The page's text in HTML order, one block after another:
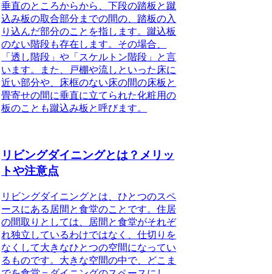
垂直のところからから、下段の踏板と蹴
込み板の取合部分までの間の、踏板の入
り込んだ部分のこと を指します。蹴込板
のない階段も存在します。その場合、
「透し階段」や「スケルトン階段」と言
います。また、
戸棚や流しといった床に
近い部分や、床框のない床の間の床板と
畳寄せの間に垂直に立てられた化粧用の
板のことも蹴込み板と呼びます。
リビングダイニングとは？メリッ
トや注意点
リビングダイニングとは 、ひとつのスペ
ースにある居間と食堂のことです。住居
の間取りとしては、居間と食堂がそれぞ
れ独立しているわけではなく、仕切りを
なくして大きなひとつの空間になってい
るものです。大きな空間の中で、どこま